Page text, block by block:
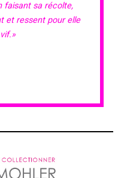
faisant sa récolte,
et ressent pour elle